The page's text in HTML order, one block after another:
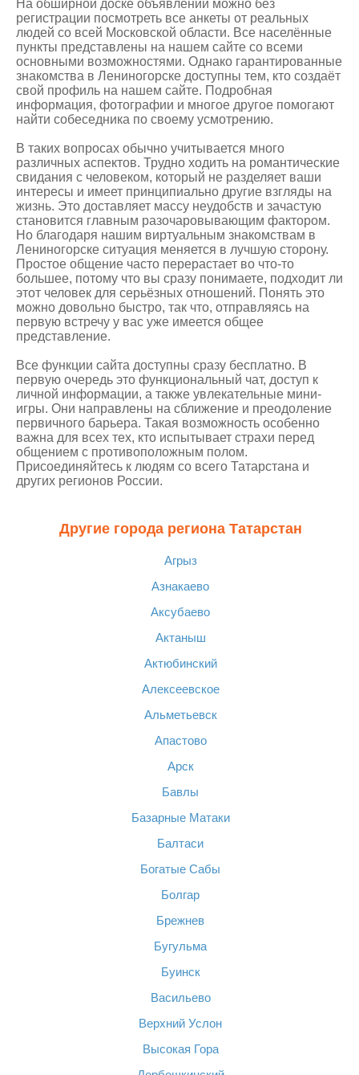
На обширной доске объявлений можно без
регистрации посмотреть все анкеты от реальных
людей со всей Московской области. Все населённые
пункты представлены на нашем сайте со всеми
основными возможностями. Однако гарантированные
знакомства в Лениногорске доступны тем, кто создаёт
свой профиль на нашем сайте. Подробная
информация, фотографии и многое другое помогают
найти собеседника по своему усмотрению.
В таких вопросах обычно учитывается много
различных аспектов. Трудно ходить на романтические
свидания с человеком, который не разделяет ваши
интересы и имеет принципиально другие взгляды на
жизнь. Это доставляет массу неудобств и зачастую
становится главным разочаровывающим фактором.
Но благодаря нашим виртуальным знакомствам в
Лениногорске ситуация меняется в лучшую сторону.
Простое общение часто перерастает во что-то
большее, потому что вы сразу понимаете, подходит ли
этот человек для серьёзных отношений. Понять это
можно довольно быстро, так что, отправляясь на
первую встречу у вас уже имеется общее
представление.
Все функции сайта доступны сразу бесплатно. В
первую очередь это функциональный чат, доступ к
личной информации, а также увлекательные мини-
игры. Они направлены на сближение и преодоление
первичного барьера. Такая возможность особенно
важна для всех тех, кто испытывает страхи перед
общением с противоположным полом.
Присоединяйтесь к людям со всего Татарстана и
других регионов России.
Другие города региона Татарстан
Агрыз
Азнакаево
Аксубаево
Актаныш
Актюбинский
Алексеевское
Альметьевск
Апастово
Арск
Бавлы
Базарные Матаки
Балтаси
Богатые Сабы
Болгар
Брежнев
Бугульма
Буинск
Васильево
Верхний Услон
Высокая Гора